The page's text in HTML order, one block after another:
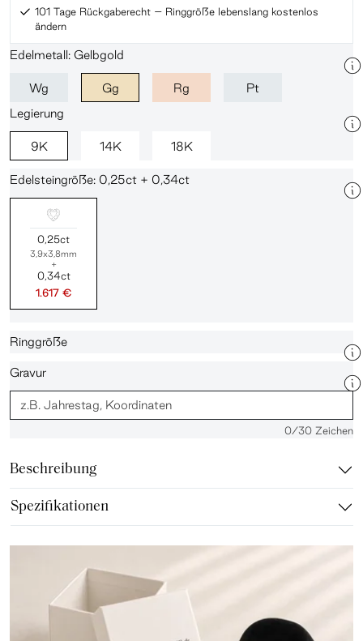
101 Tage Rückgaberecht – Ringgröße lebenslang kostenlos
ändern
Edelmetall: Gelbgold
Wg Gg Rg
Pt
Legierung
9K 14K 18K
Edelsteingröße: 0,25ct + 0,34ct
0,25ct
3,9x3,8mm
+
0,34ct
1.617 €
Ringgröße
Gravur
0/30 Zeichen
Beschreibung
Spezifikationen